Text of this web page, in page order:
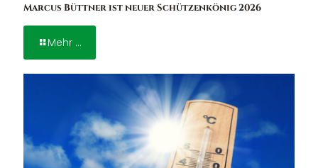
Marcus Büttner ist neuer Schützenkönig 2026
Mehr ...